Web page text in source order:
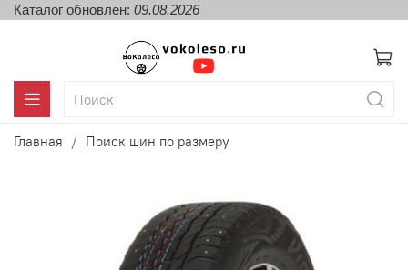
Каталог обновлен: 09.08.2026
Главная Поиск шин по размеру